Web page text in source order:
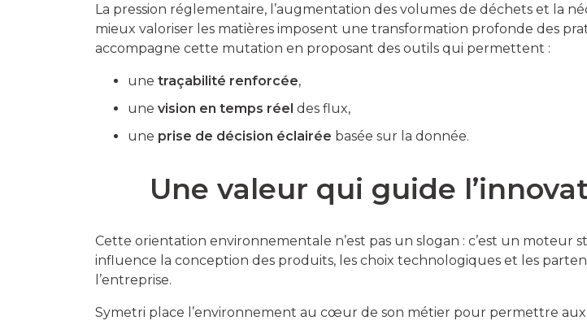
La pression réglementaire, l’augmentation des volumes de déchets et la
mieux valoriser les matières imposent une transformation profonde des
accompagne cette mutation en proposant des outils qui permettent :
une traçabilité renforcée,
une vision en temps réel des flux,
une prise de décision éclairée basée sur la donnée.
Une valeur qui guide
Cette orientation environnementale n’est pas un slogan : c’est un moteur
influence la conception des produits, les choix technologiques et les
l’entreprise.
Symetri place l’environnement au cœur de son métier pour permettre aux